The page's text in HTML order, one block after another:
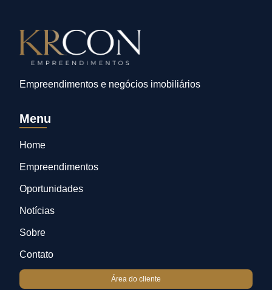
Empreendimentos e negócios imobiliários
Menu
Home
Empreendimentos
Oportunidades
Notícias
Sobre
Contato
Área do cliente